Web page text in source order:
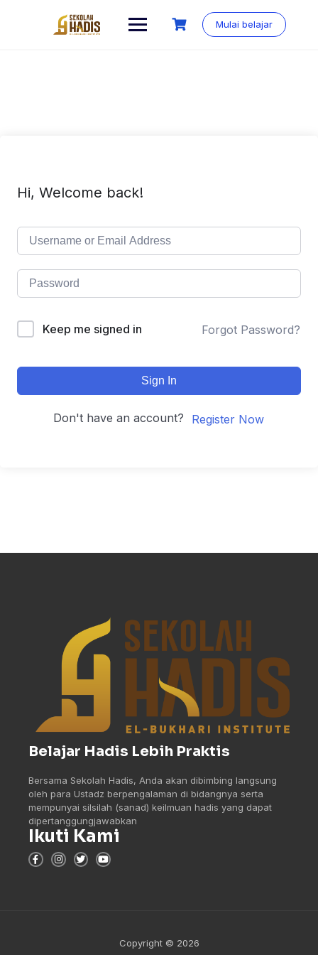
Mulai belajar
Hi, Welcome back!
Keep me signed in Forgot Password?
Sign In
Don't have an account? Register Now
Belajar Hadis Lebih Praktis
Bersama Sekolah Hadis, Anda akan dibimbing langsung
oleh para Ustadz berpengalaman di bidangnya serta
mempunyai silsilah (sanad) keilmuan hadis yang dapat
dipertanggungjawabkan
Ikuti Kami
Copyright © 2026